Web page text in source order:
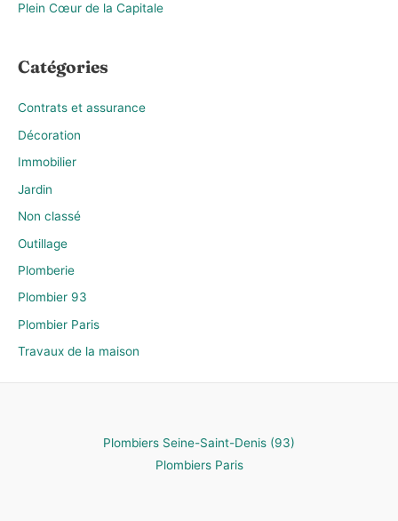
Plein Cœur de la Capitale
Catégories
Contrats et assurance
Décoration
Immobilier
Jardin
Non classé
Outillage
Plomberie
Plombier 93
Plombier Paris
Travaux de la maison
Plombiers Seine-Saint-Denis (93)
Plombiers Paris